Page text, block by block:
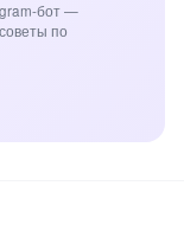
бот —
по